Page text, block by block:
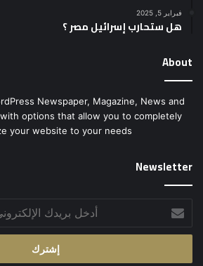
فبراير 5, 2025
هل ستحارب إسرائيل مصر ؟
About
Newspaper, Magazine, News and
options that allow you to completely
your website to your needs.
Newsletter
بريدك
الإلكتروني